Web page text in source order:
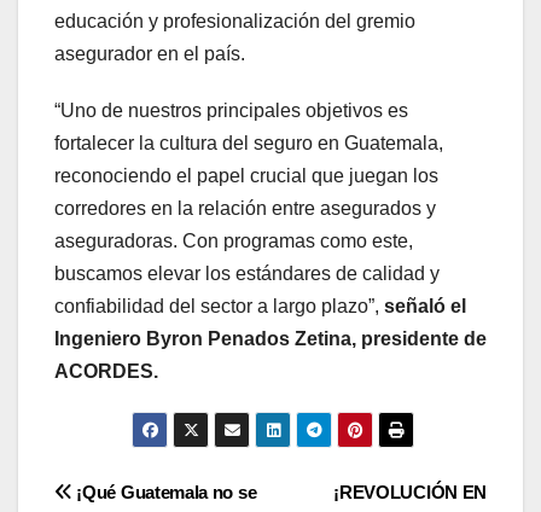
educación y profesionalización del gremio
asegurador en el país.
“Uno de nuestros principales objetivos es
fortalecer la cultura del seguro en Guatemala,
reconociendo el papel crucial que juegan los
corredores en la relación entre asegurados y
aseguradoras. Con programas como este,
buscamos elevar los estándares de calidad y
confiabilidad del sector a largo plazo”, señaló el
Ingeniero Byron Penados Zetina, presidente de
ACORDES.
Navegación ¡REVOLUCIÓN EN
¡Qué Guatemala no se